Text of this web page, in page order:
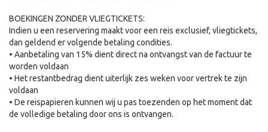
BOEKINGEN ZONDER VLIEGTICKETS:
Indien u een reservering maakt voor een reis exclusief, vliegtickets,
dan geldend er volgende betaling condities.
• Aanbetaling van 15% dient direct na ontvangst van de factuur te
worden voldaan
• Het restantbedrag dient uiterlijk zes weken voor vertrek te zijn
voldaan
• De reispapieren kunnen wij u pas toezenden op het moment dat
de volledige betaling door ons is ontvangen.